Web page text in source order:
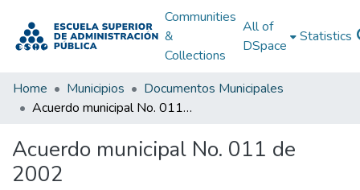
Communities
&
Collections
All of
DSpace
Statistics
Home Municipios
Documentos Municipales
Acuerdo municipal No. 011 de 2002
Acuerdo municipal No. 011 de
2002